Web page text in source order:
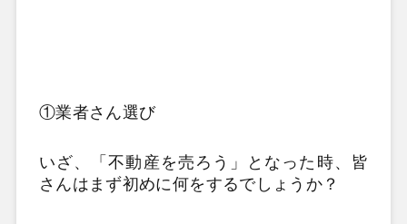
①業者さん選び
いざ、「不動産を売ろう」となった時、皆
さんはまず初めに何をするでしょうか？